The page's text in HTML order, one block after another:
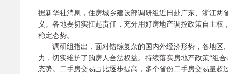
据新华社消息，住房城乡建设部调研组近日赴广东、浙江
义。各地要切实扛起责任，充分用好房地产调控政策自主
稳定态势。
调研组指出，面对错综复杂的国内外经济形势，各地区
力，切实维护了购房人合法权益。持续落实房地产政策“组
态势。二手房交易占比逐步提高，多个省份二手房交易量超